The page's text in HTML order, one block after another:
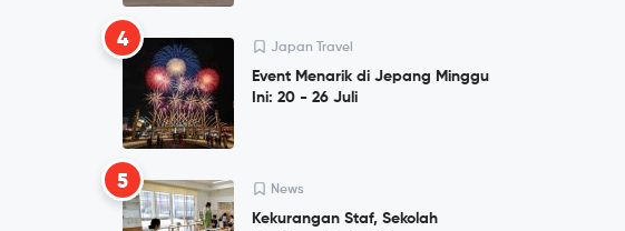
4 Japan Travel
Event Menarik di Jepang Minggu
Ini: 20 - 26 Juli
5 News
Kekurangan Staf, Sekolah